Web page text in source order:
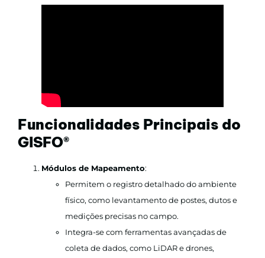
Funcionalidades Principais do
GISFO®
Módulos de Mapeamento:
Permitem o registro detalhado do ambiente
físico, como levantamento de postes, dutos e
medições precisas no campo.
Integra-se com ferramentas avançadas de
coleta de dados, como LiDAR e drones,